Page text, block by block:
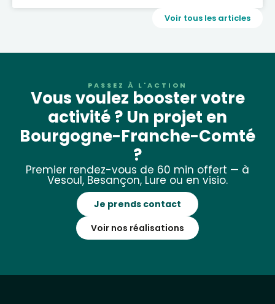
Voir tous les articles
PASSEZ À L'ACTION
Vous voulez booster votre
activité ? Un projet en
Bourgogne-Franche-Comté
?
Premier rendez-vous de 60 min offert — à
Vesoul, Besançon, Lure ou en visio.
Je prends contact
Voir nos réalisations